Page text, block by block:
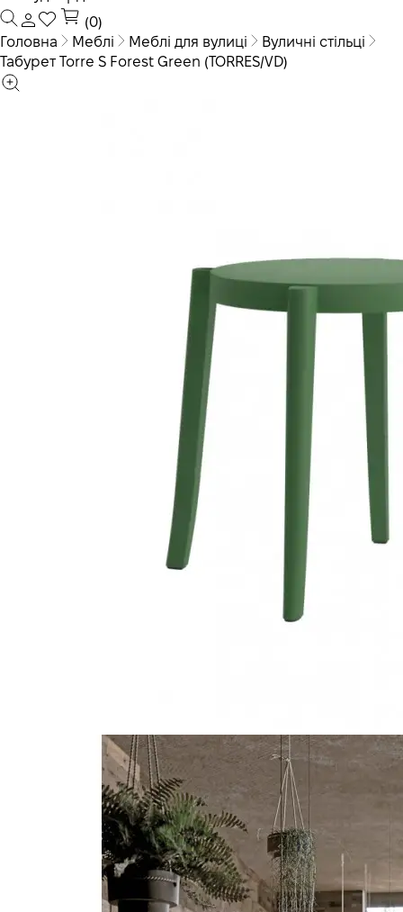
(0)
Головна
Меблі Меблі для вулиці
Вуличні стільці
Табурет Torre S Forest Green (TORRES/VD)